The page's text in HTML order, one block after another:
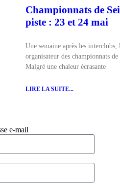
Championnats de
piste : 23 et 24 mai
Une semaine après les interclubs,
organisateur des championnats
Malgré une chaleur écrasante
LIRE LA SUITE...
e-mail